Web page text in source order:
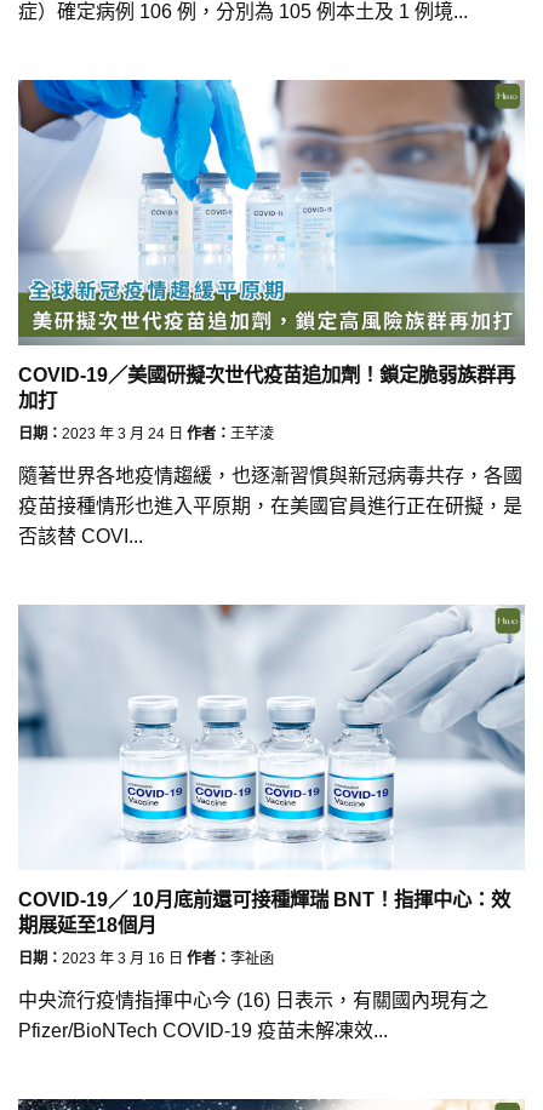
症）確定病例 106 例，分別為 105 例本土及 1 例境...
COVID-19／美國研擬次世代疫苗追加劑！鎖定脆弱族群再
加打
日期： 2023 年 3 月 24 日 作者： 王芊淩
隨著世界各地疫情趨緩，也逐漸習慣與新冠病毒共存，各國
疫苗接種情形也進入平原期，在美國官員進行正在研擬，是
否該替 COVI...
COVID-19／ 10月底前還可接種輝瑞 BNT！指揮中心：效
期展延至18個月
日期： 2023 年 3 月 16 日 作者： 李祉函
中央流行疫情指揮中心今 (16) 日表示，有關國內現有之
Pfizer/BioNTech COVID-19 疫苗未解凍效...